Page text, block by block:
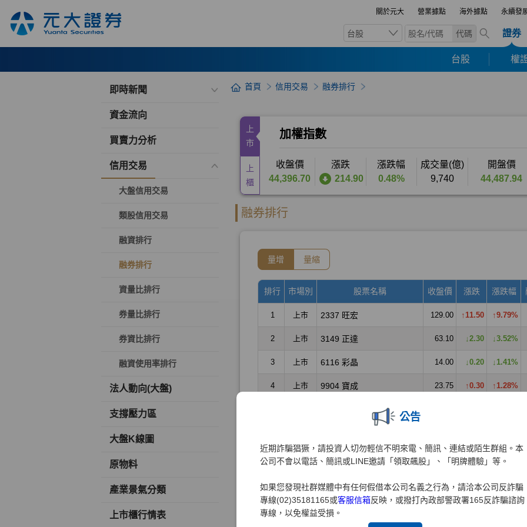
關於元大 營業據點 海外據點 永續發
台股 代碼 證券
台股 權
公告
近期詐騙猖獗，請投資人切勿輕信不明來電、簡訊、連結或陌生群組。本
公司不會以電話、簡訊或LINE邀請「領取飆股」、「明牌體驗」等。
如果您發現社群媒體中有任何假借本公司名義之行為，請洽本公司反詐騙
專線(02)35181165或客服信箱反映，或撥打內政部警政署165反詐騙諮詢
專線，以免權益受損。
即時新聞
資金流向
買賣力分析
信用交易
大盤信用交易
類股信用交易
融資排行
融券排行
資量比排行
券量比排行
券資比排行
融資使用率排行
法人動向(大盤)
支撐壓力區
大盤K線圖
原物料
產業景氣分類
上市櫃行情表
首頁 信用交易 融券排行